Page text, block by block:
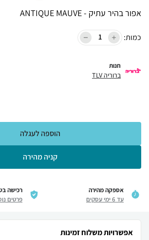
אפור בהיר עתיק - ANTIQUE MAUVE
כמות:
חנות
ברוריה TLV
קניה מהירה
הוספה לעגלה
אספקה מהירה
עד 6 ימי עסקים
רכישה
פרטים
אפשרויות משלוח זמינות